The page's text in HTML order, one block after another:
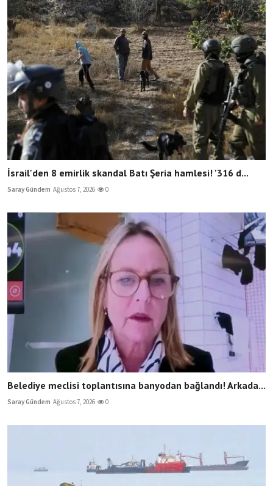
İsrail'den 8 emirlik skandal Batı Şeria hamlesi! '316 d...
Saray Gündem Ağustos 7, 2026 0
Belediye meclisi toplantısına banyodan bağlandı! Arkada...
Saray Gündem Ağustos 7, 2026 0